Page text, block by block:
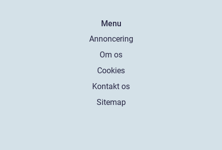
Menu
Annoncering
Om os
Cookies
Kontakt os
Sitemap